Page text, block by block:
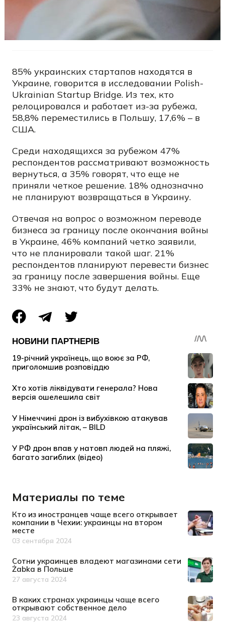
85% украинских стартапов находятся в
Украине, говорится в исследовании Polish-
Ukrainian Startup Bridge. Из тех, кто
релоцировался и работает из-за рубежа,
58,8% переместились в Польшу, 17,6% – в
США.
Среди находящихся за рубежом 47%
респондентов рассматривают возможность
вернуться, а 35% говорят, что еще не
приняли четкое решение. 18% однозначно
не планируют возвращаться в Украину.
Отвечая на вопрос о возможном переводе
бизнеса за границу после окончания войны
в Украине, 46% компаний четко заявили,
что не планировали такой шаг. 21%
респондентов планируют перевести бизнес
за границу после завершения войны. Еще
33% не знают, что будут делать.
Материалы по теме
Кто из иностранцев чаще всего открывает
компании в Чехии: украинцы на втором
месте
Дата публикации
03 сентября 2024
Сотни украинцев владеют магазинами сети
Żabka в Польше
Дата публикации
27 августа 2024
В каких странах украинцы чаще всего
открывают собственное дело
Дата публикации
23 августа 2024